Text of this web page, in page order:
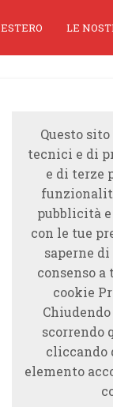
ESTERO LE
Questo
tecnici e di
e di terze
pubblicità
con le tue
saperne
consenso
cookie
scorrendo
cliccando
elemento